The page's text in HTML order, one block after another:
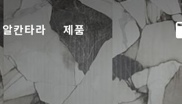
알칸타라 제품